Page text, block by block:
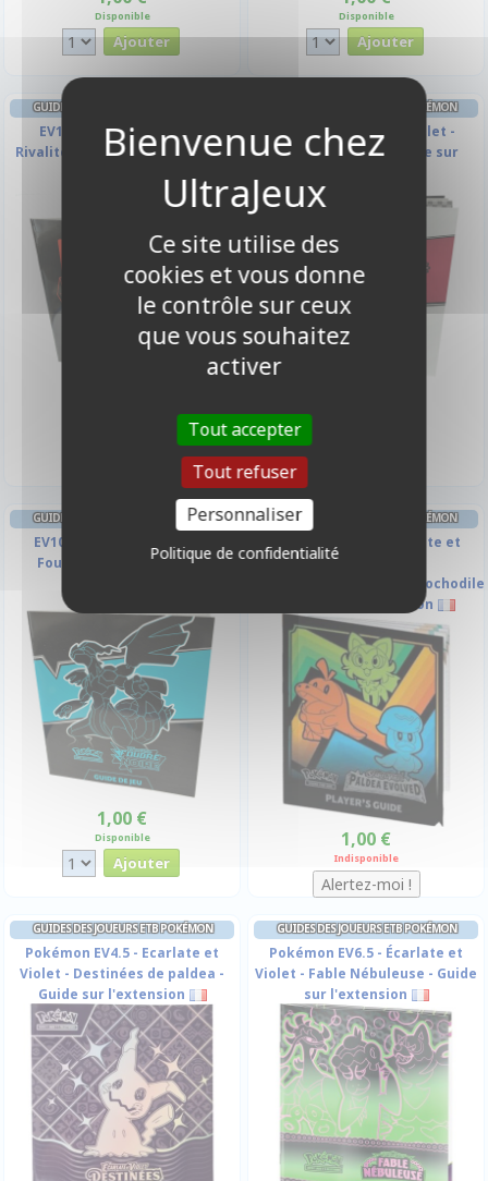
Disponible Disponible
GUIDES DES JOUEURS ETB POKÉMON
EV10 Ecarlate et Violet -
Rivalités Destinées - Guide sur
GUIDES DES JOUEURS ETB POKÉMON
EV10.5 Ecarlate et Violet -
Flamme Blanche Guide sur
GUIDES DES JOUEURS ETB POKÉMON
EV10.5 Ecarlate et Violet -
Foudre Noire - Guide sur
1,00 €
Disponible
GUIDES DES JOUEURS ETB POKÉMON
Pokémon EV02 - Ecarlate et
Poussacha/Coiffeton/Chochodile
- Guide sur l'extension
1,00 €
Indisponible
GUIDES DES JOUEURS ETB POKÉMON
Pokémon EV4.5 - Ecarlate et
Violet - Destinées de paldea -
Guide sur l'extension
GUIDES DES JOUEURS ETB POKÉMON
Pokémon EV6.5 - Écarlate et
Violet - Fable Nébuleuse - Guide
sur l'extension
Ce site utilise des
cookies et vous donne
le contrôle sur ceux
que vous souhaitez
activer
Tout accepter
Tout refuser
Personnaliser
Politique de confidentialité